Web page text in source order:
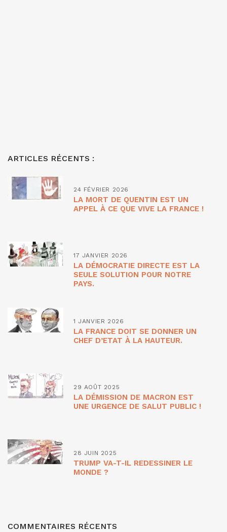
ARTICLES RÉCENTS :
24 FÉVRIER 2026
LA MORT DE QUENTIN EST UN
APPEL À CE QUE VIVE LA FRANCE !
17 JANVIER 2026
LA DÉMOCRATIE DIRECTE EST LA
SEULE SOLUTION POUR NOTRE
PAYS.
1 JANVIER 2026
LA FRANCE DOIT SE DONNER UN
CHEF D’ETAT À LA HAUTEUR.
29 AOÛT 2025
LA DÉMISSION DE MACRON EST
UNE URGENCE DE SALUT PUBLIC !
28 JUIN 2025
TRUMP VA-T-IL REDESSINER LE
MONDE ?
COMMENTAIRES RÉCENTS